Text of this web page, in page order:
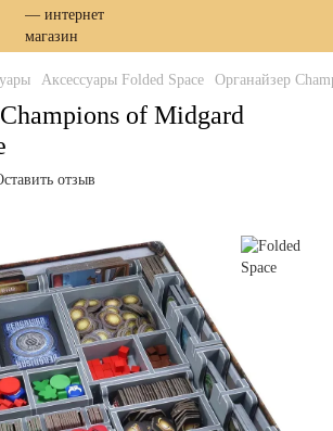
Аксессуары Folded Space Органайзер
of Midgard
отзыв